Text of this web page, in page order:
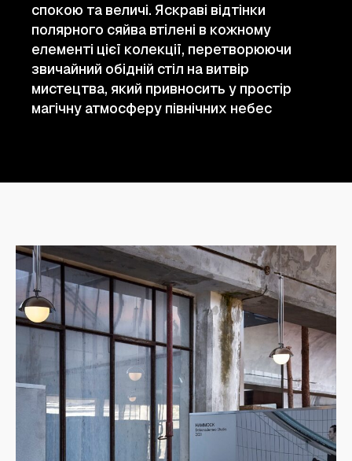
спокою та величі. Яскраві відтінки
полярного сяйва втілені в кожному
елементі цієї колекції, перетворюючи
звичайний обідній стіл на витвір
мистецтва, який привносить у простір
магічну атмосферу північних небес